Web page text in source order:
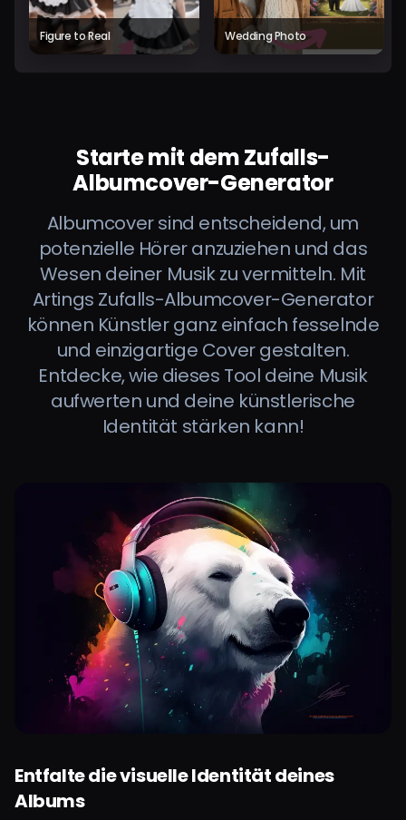
Figure to Real Wedding Photo
Starte mit dem Zufalls-
Albumcover-Generator
Albumcover sind entscheidend, um
potenzielle Hörer anzuziehen und das
Wesen deiner Musik zu vermitteln. Mit
Artings Zufalls-Albumcover-Generator
können Künstler ganz einfach fesselnde
und einzigartige Cover gestalten.
Entdecke, wie dieses Tool deine Musik
aufwerten und deine künstlerische
Identität stärken kann!
Entfalte die visuelle Identität deines
Albums